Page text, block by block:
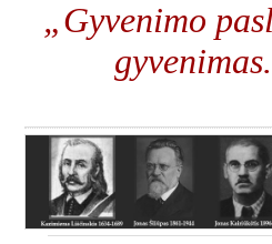
„Gyvenimo